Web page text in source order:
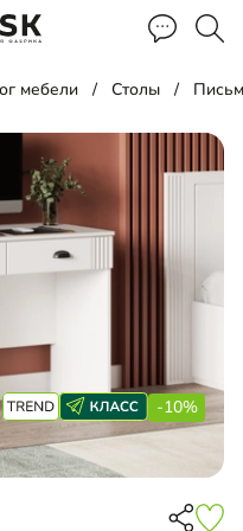
мебели Столы
-10%